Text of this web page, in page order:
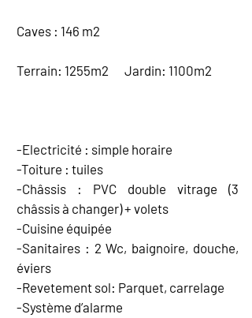
Caves : 146 m2
Terrain: 1255m2 Jardin: 1100m2
-Electricité : simple horaire
-Toiture : tuiles
-Châssis : PVC double vitrage (3
châssis à changer) + volets
-Cuisine équipée
-Sanitaires : 2 Wc, baignoire, douche,
éviers
-Revetement sol: Parquet, carrelage
-Système d’alarme